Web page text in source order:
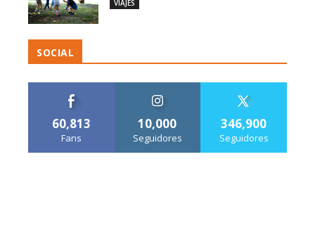
VIAJES
SOCIAL
60,813
Fans
10,000
Seguidores
346,900
Seguidores